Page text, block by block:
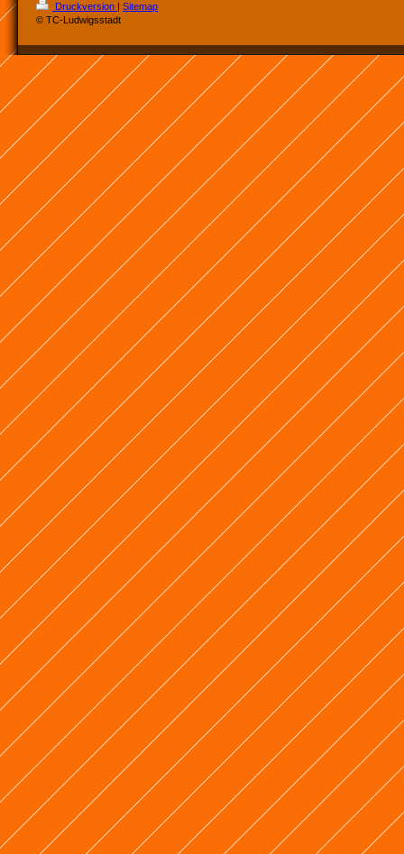
Druckversion | Sitemap
© TC-Ludwigsstadt